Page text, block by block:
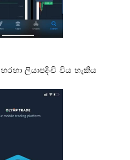
ලියාපදිංචි විය හැකිය